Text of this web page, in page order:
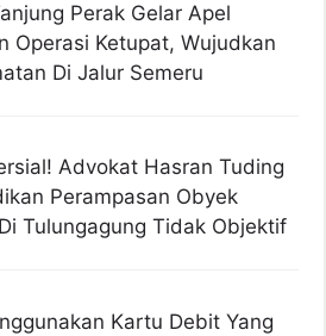
Perak Gelar Apel
Operasi Ketupat, Wujudkan
Di Jalur Semeru
Advokat Hasran Tuding
Perampasan Obyek
Tulungagung Tidak Objektif
Kartu Debit Yang